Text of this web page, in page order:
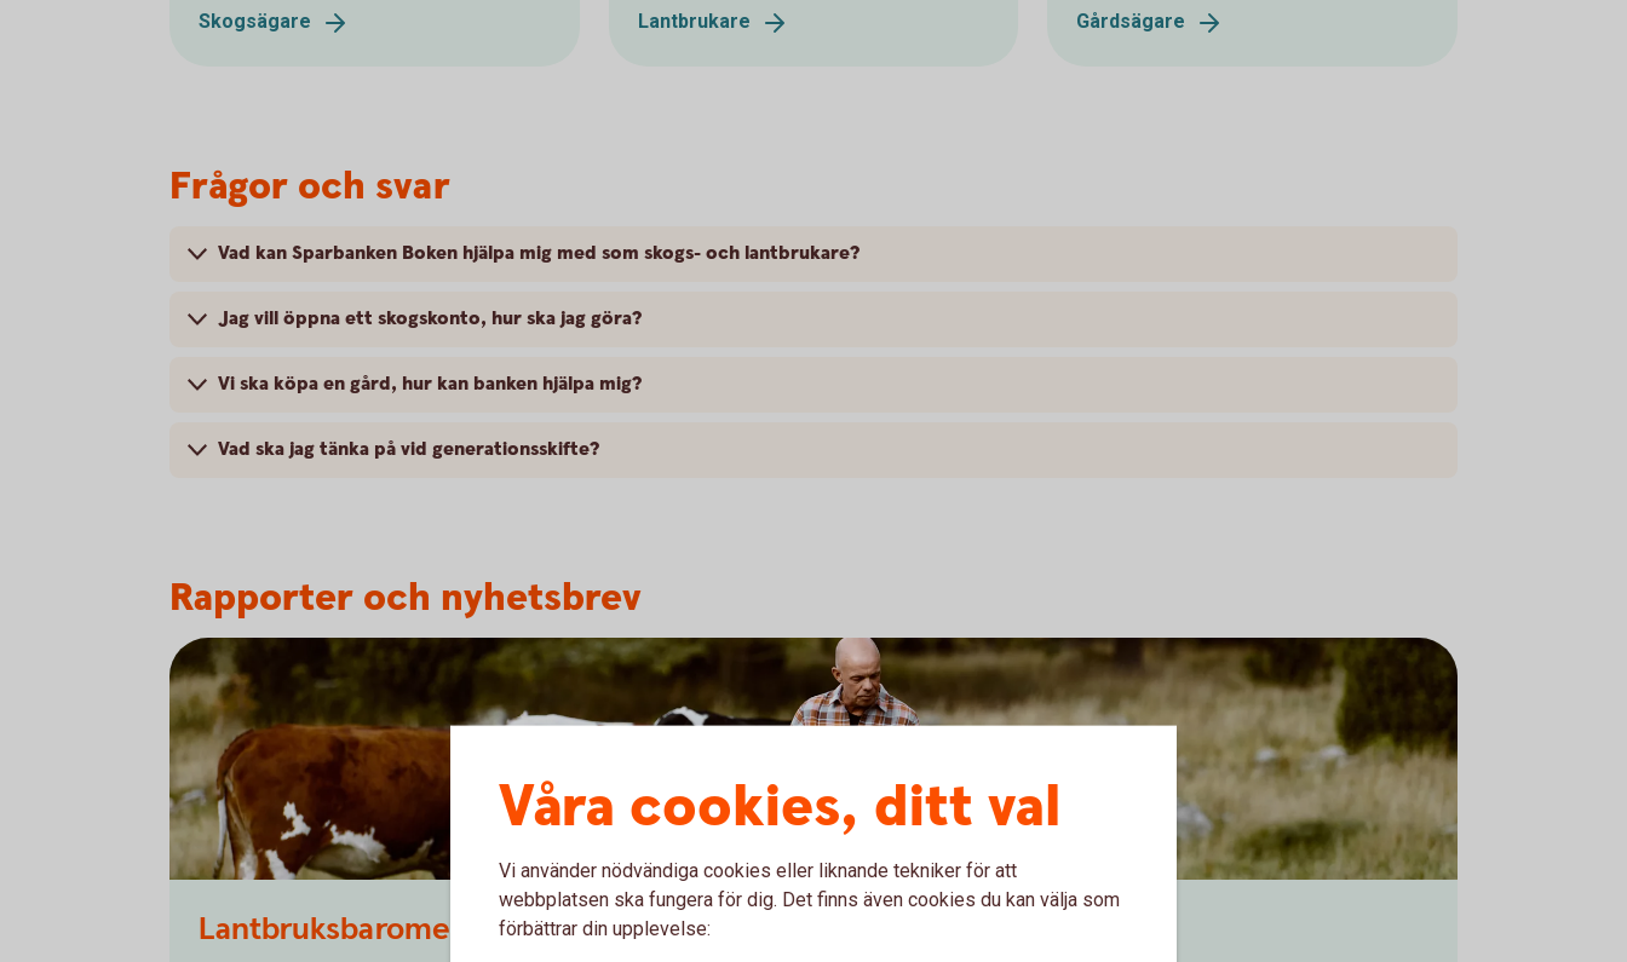
Skogsägare Lantbrukare Gårdsägare
Frågor och svar
Vad kan Sparbanken Boken hjälpa mig med som skogs- och lantbrukare?
Jag vill öppna ett skogskonto, hur ska jag göra?
Vi ska köpa en gård, hur kan banken hjälpa mig?
Vad ska jag tänka på vid generationsskifte?
Rapporter och nyhetsbrev
Lantbruksbarometern 2026
Våra cookies, ditt val
Vi använder nödvändiga cookies eller liknande tekniker för att
webbplatsen ska fungera för dig. Det finns även cookies du kan välja som
förbättrar din upplevelse: